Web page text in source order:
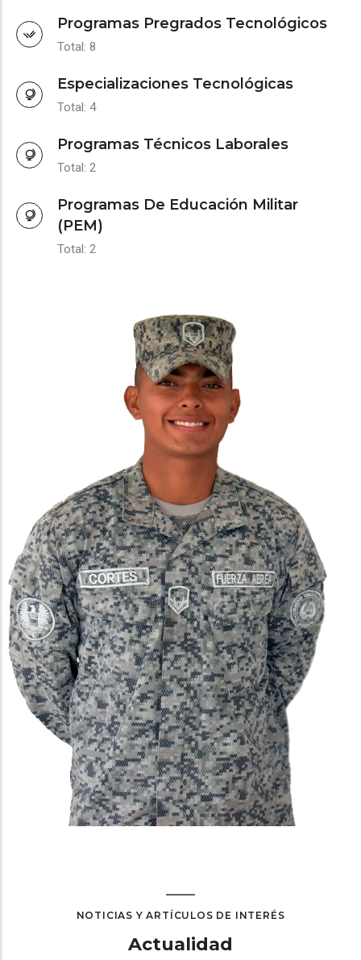
Programas Pregrados Tecnológicos
Total: 8
Especializaciones Tecnológicas
Total: 4
Programas Técnicos Laborales
Total: 2
Programas De Educación Militar
(PEM)
Total: 2
NOTICIAS Y ARTÍCULOS DE INTERÉS
Actualidad